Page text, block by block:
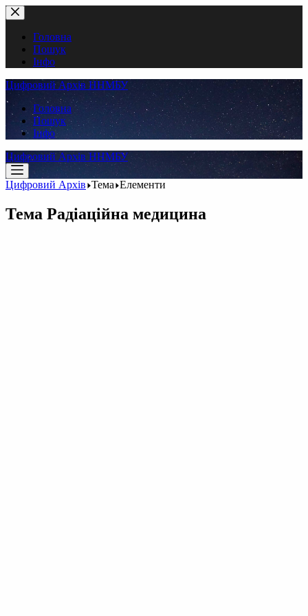
Перейти
до
вмістуГоловна
Пошук
Інфо
Цифровий Архів ННМБУ
Головна
Пошук
Інфо
Цифровий Архів ННМБУ
Цифровий Архів Тема Елементи
Тема Радіаційна медицина